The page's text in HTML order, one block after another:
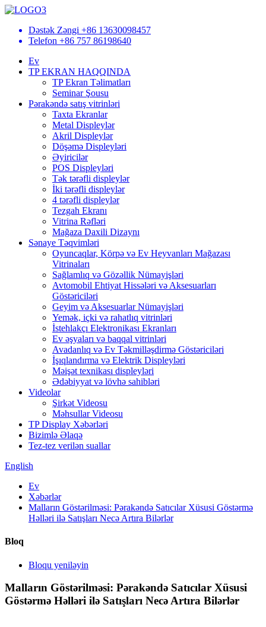
Dəstək Zəngi +86 13630098457
Telefon +86 757 86198640
Ev
TP EKRAN HAQQINDA
TP Ekran Təlimatları
Seminar Şousu
Pərakəndə satış vitrinləri
Taxta Ekranlar
Metal Displeylər
Akril Displeylər
Döşəmə Displeyləri
Əyiricilər
POS Displeyləri
Tək tərəfli displeylər
İki tərəfli displeylər
4 tərəfli displeylər
Tezgah Ekranı
Vitrina Rəfləri
Mağaza Daxili Dizaynı
Sənaye Təqvimləri
Oyuncaqlar, Körpə və Ev Heyvanları Mağazası
Vitrinaları
Sağlamlıq və Gözəllik Nümayişləri
Avtomobil Ehtiyat Hissələri və Aksesuarları
Göstəriciləri
Geyim və Aksesuarlar Nümayişləri
Yemək, içki və rahatlıq vitrinləri
İstehlakçı Elektronikası Ekranları
Ev əşyaları və baqqal vitrinləri
Avadanlıq və Ev Təkmilləşdirmə Göstəriciləri
İşıqlandırma və Elektrik Displeyləri
Məişət texnikası displeyləri
Ədəbiyyat və lövhə sahibləri
Videolar
Şirkət Videosu
Məhsullar Videosu
TP Display Xəbərləri
Bizimlə Əlaqə
Tez-tez verilən suallar
English
Ev
Xəbərlər
Malların Göstərilməsi: Pərakəndə Satıcılar Xüsusi Göstərmə
Həlləri ilə Satışları Necə Artıra Bilərlər
Bloq
Bloqu yeniləyin
Malların Göstərilməsi: Pərakəndə Satıcılar Xüsusi
Göstərmə Həlləri ilə Satışları Necə Artıra Bilərlər